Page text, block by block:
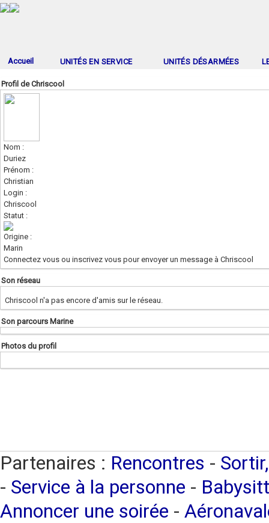
Accueil UNITÉS EN SERVICE UNITÉS DÉSARMÉES
Profil de Chriscool
Nom :
Duriez
Prénom :
Christian
Login :
Chriscool
Statut :
Origine :
Marin
Connectez vous ou inscrivez vous pour envoyer un message à Chriscool
Son réseau
Chriscool n'a pas encore d'amis sur le réseau.
Son parcours Marine
Photos du profil
Partenaires : Rencontres -
- Service à la personne -
Annoncer une soirée -